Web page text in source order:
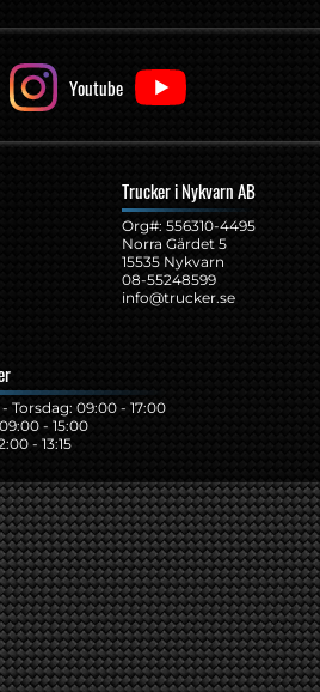
Youtube
Trucker i Nykvarn AB
Org#: ‍556310-4495
Norra Gärdet 5
15535 Nykvarn
08-55248599
info@trucker.se
Torsdag: 09:00 - 17:00
- 15:00
- 13:15